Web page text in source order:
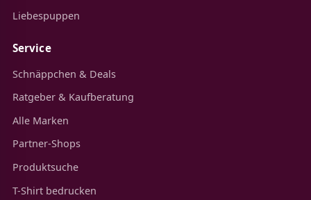
Liebespuppen
Service
Schnäppchen & Deals
Ratgeber & Kaufberatung
Alle Marken
Partner-Shops
Produktsuche
T-Shirt bedrucken